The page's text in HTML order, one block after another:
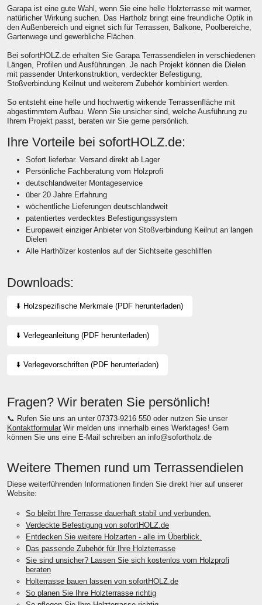
Garapa ist eine gute Wahl, wenn Sie eine helle Holzterrasse mit warmer,
natürlicher Wirkung suchen. Das Hartholz bringt eine freundliche Optik in
den Außenbereich und eignet sich für Terrassen, Balkone, Poolbereiche,
Gartenwege und gewerbliche Flächen.
Bei sofortHOLZ.de erhalten Sie Garapa Terrassendielen in verschiedenen
Längen, Profilen und Ausführungen. Je nach Projekt können die Dielen
mit passender Unterkonstruktion, verdeckter Befestigung,
Stoßverbindung Keilnut und weiterem Zubehör kombiniert werden.
So entsteht eine helle und hochwertig wirkende Terrassenfläche mit
abgestimmtem Aufbau. Wenn Sie unsicher sind, welche Ausführung zu
Ihrem Projekt passt, beraten wir Sie gerne persönlich.
Ihre Vorteile bei sofortHOLZ.de:
Sofort lieferbar. Versand direkt ab Lager
Persönliche Fachberatung vom Holzprofi
deutschlandweiter Montageservice
über 20 Jahre Erfahrung
wöchentliche Lieferungen deutschlandweit
patentiertes verdecktes Befestigungssystem
Europaweit einziger Anbieter von Stoßverbindung Keilnut an langen
Dielen
Alle Harthölzer kostenlos auf der Sichtseite geschliffen
Downloads:
⬇️ Holzspezifische Merkmale (PDF herunterladen)
⬇️ Verlegeanleitung (PDF herunterladen)
⬇️ Verlegevorschriften (PDF herunterladen)
Fragen? Wir beraten Sie persönlich!
📞 Rufen Sie uns an unter 07373-9216 550 oder nutzen Sie unser
Kontaktformular Wir melden uns innerhalb eines Werktages! Gern
können Sie uns eine E-Mail schreiben an info@sofortholz.de
Weitere Themen rund um Terrassendielen
Diese weiterführenden Informationen finden Sie direkt hier auf unserer
Website:
So bleibt Ihre Terrasse dauerhaft stabil und verbunden.
Verdeckte Befestigung von sofortHOLZ.de
Entdecken Sie weitere Holzarten - alle im Überblick.
Das passende Zubehör für Ihre Holzterrasse
Sie sind unsicher? Lassen Sie sich kostenlos vom Holzprofi
beraten
Holterrasse bauen lassen von sofortHOLZ.de
So planen Sie Ihre Holzterrasse richtig